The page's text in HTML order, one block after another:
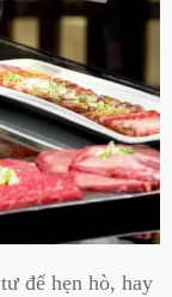
để hẹn hò, hay